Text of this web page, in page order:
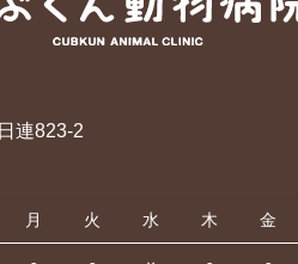
連823-2
月 火 水 木 金